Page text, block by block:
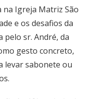
na Igreja Matriz São
e os desafios da
pelo sr. André, da
gesto concreto,
levar sabonete ou